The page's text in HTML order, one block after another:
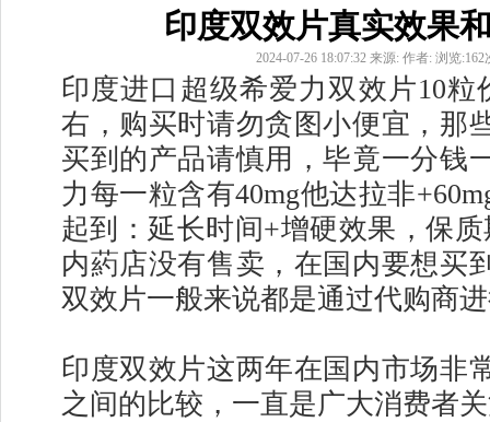
印度双效片真实效果
2024-07-26 18:07:32 来源: 作者: 浏览:162
印度进口超级希爱力双效片10粒
右，购买时请勿贪图小便宜，那
买到的产品请慎用，毕竟一分钱
力每一粒含有40mg他达拉非
起到：延长时间+增硬效果，保
内葯店没有售卖，在国内要想买
双效片一般来说都是通过代购商
印度双效片这两年在国内市场非
之间的比较，一直是广大消费者